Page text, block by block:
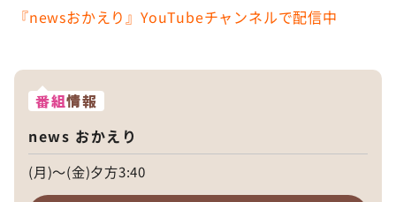
『newsおかえり』YouTubeチャンネルで配信中
番組情報
news おかえり
(月)～(金)夕方3:40